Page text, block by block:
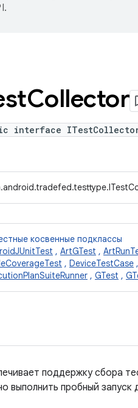
.
Collector
interface
косвенные подклассы
, ArtGTest ,
, DeviceTestCase ,
, GTest ,
поддержку сбора
выполнить пробный запуск